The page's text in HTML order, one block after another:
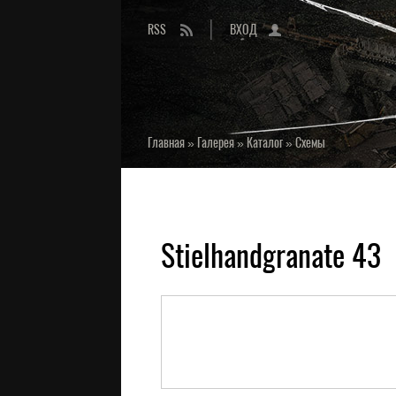
RSS ВХОД
Главная» Галерея»Каталог»Схемы
Stielhandgranate 43